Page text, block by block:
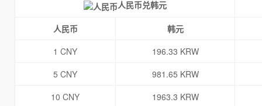
人民币兑韩元
人民币
韩元
1 CNY
196.33 KRW
5 CNY
981.65 KRW
10 CNY
1963.3 KRW